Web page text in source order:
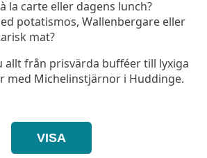
la carte eller dagens lunch?
potatismos, Wallenbergare eller
mat?
allt från prisvärda bufféer till lyxiga
med Michelinstjärnor i Huddinge.
VISA